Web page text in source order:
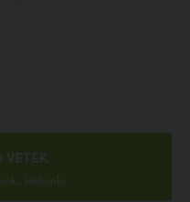
Helsinki